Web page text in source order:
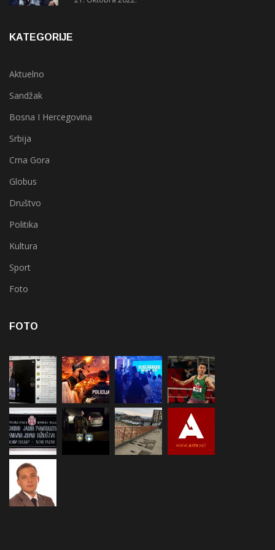
KATEGORIJE
Aktuelno
Sandžak
Bosna I Hercegovina
Srbija
Crna Gora
Globus
Društvo
Politika
Kultura
Sport
Foto
FOTO